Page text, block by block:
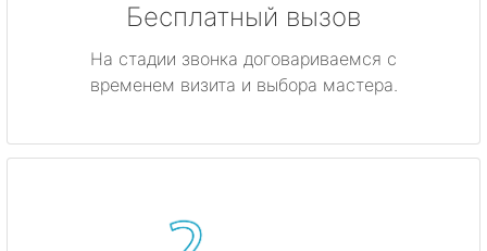
Бесплатный вызов
На стадии звонка договариваемся с
временем визита и выбора мастера.